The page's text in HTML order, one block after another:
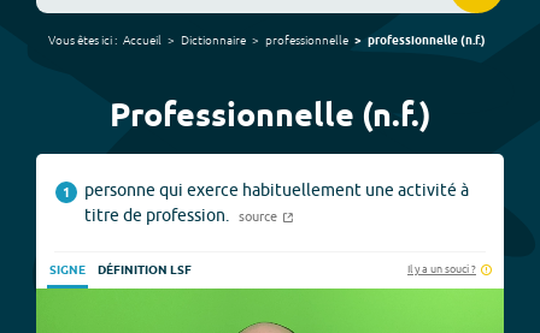
Vous êtes ici : Accueil Dictionnaire professionnelle professionnelle(n.f.)
Professionnelle (n.f.)
1
personne qui exerce habituellement une activité à
titre de profession.
source
SIGNE DÉFINITION LSF Il y a un souci ?